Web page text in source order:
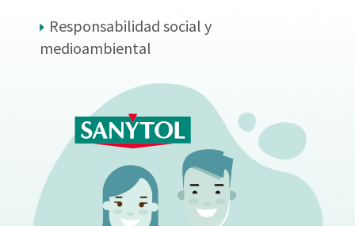
Responsabilidad social y
medioambiental